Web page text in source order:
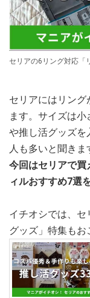
セリアの6リング対応「
セリアにはリング
ます。サイズは
や推し活グッズを
人も多いと聞きま
今回はセリアで買
ィルおすすめ7選
イチオシでは、
グッズ」特集もお